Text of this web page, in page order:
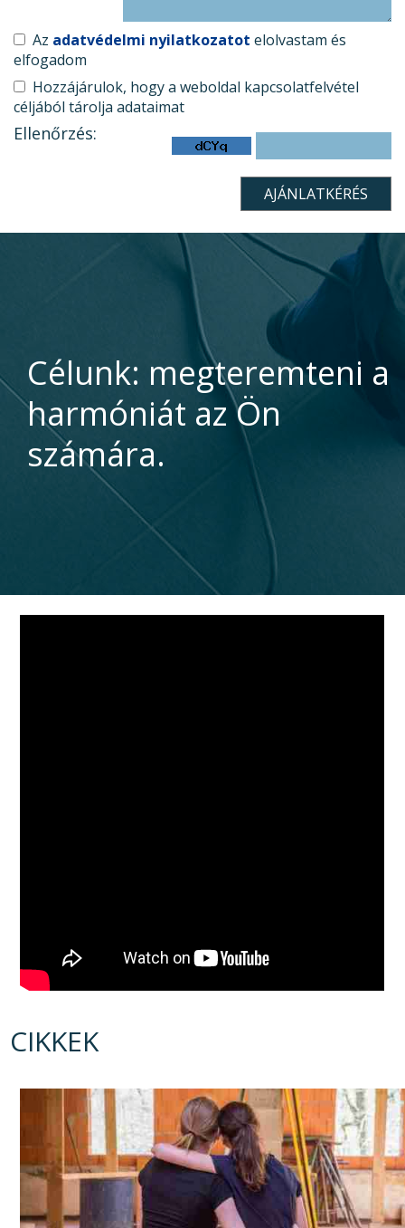
Az adatvédelmi nyilatkozatot elolvastam és
elfogadom
Hozzájárulok, hogy a weboldal kapcsolatfelvétel
céljából tárolja adataimat
Ellenőrzés:
Célunk: megteremteni a
harmóniát az Ön
számára.
CIKKEK